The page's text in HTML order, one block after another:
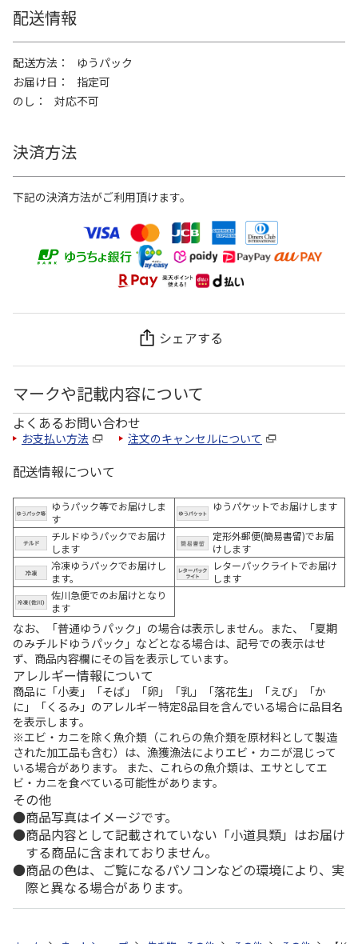
配送情報
配送方法
ゆうパック
お届け日
指定可
のし
対応不可
決済方法
下記の決済方法がご利用頂けます。
シェアする
マークや記載内容について
よくあるお問い合わせ
お支払い方法 注文のキャンセルについて
配送情報について
ゆうパック等でお届けしま
す
ゆうパケットでお届けします
チルドゆうパックでお届け
します
定形外郵便(簡易書留)でお届
けします
冷凍ゆうパックでお届けし
ます。
レターパックライトでお届け
します
佐川急便でのお届けとなり
ます
なお、「普通ゆうパック」の場合は表示しません。また、「夏期
のみチルドゆうパック」などとなる場合は、記号での表示はせ
ず、商品内容欄にその旨を表示しています。
アレルギー情報について
商品に「小麦」「そば」「卵」「乳」「落花生」「えび」「か
に」「くるみ」のアレルギー特定8品目を含んでいる場合に品目名
を表示します。
※エビ・カニを除く魚介類（これらの魚介類を原材料として製造
された加工品も含む）は、漁獲漁法によりエビ・カニが混じって
いる場合があります。 また、これらの魚介類は、エサとしてエ
ビ・カニを食べている可能性があります。
その他
商品写真はイメージです。
商品内容として記載されていない「小道具類」はお届け
する商品に含まれておりません。
商品の色は、ご覧になるパソコンなどの環境により、実
際と異なる場合があります。